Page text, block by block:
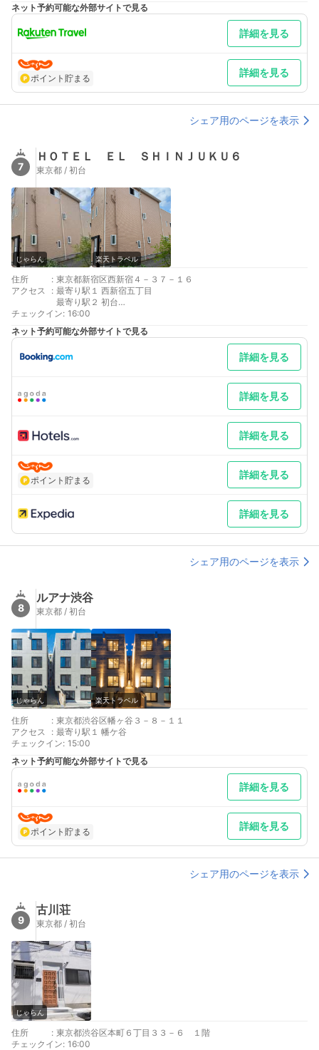
ネット予約可能な外部サイトで見る
詳細を見る
ポイント貯まる 詳細を見る
シェア用のページを表示
7
ＨＯＴＥＬ ＥＬ ＳＨＩＮＪＵＫＵ６
東京都 / 初台
じゃらん 楽天トラベル
住所 : 東京都新宿区西新宿４－３７－１６
アクセス
: 最寄り駅１ 西新宿五丁目
最寄り駅２ 初台
最寄り駅３ 新宿
チェックイン: 16:00
ネット予約可能な外部サイトで見る
詳細を見る
詳細を見る
詳細を見る
ポイント貯まる 詳細を見る
詳細を見る
シェア用のページを表示
8
ルアナ渋谷
東京都 / 初台
じゃらん 楽天トラベル
住所 : 東京都渋谷区幡ヶ谷３－８－１１
アクセス
: 最寄り駅１ 幡ケ谷
チェックイン: 15:00
ネット予約可能な外部サイトで見る
詳細を見る
ポイント貯まる 詳細を見る
シェア用のページを表示
9
古川荘
東京都 / 初台
じゃらん
住所 : 東京都渋谷区本町６丁目３３－６ １階
チェックイン: 16:00